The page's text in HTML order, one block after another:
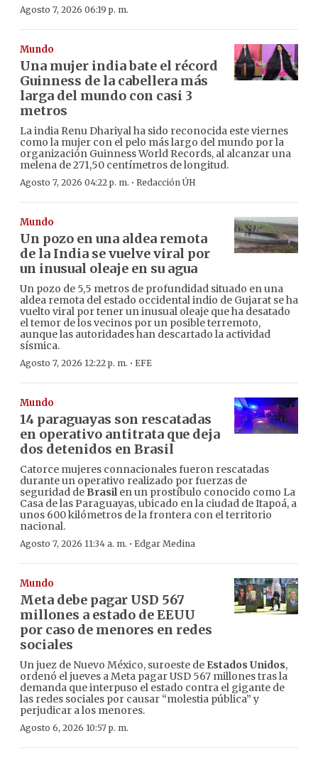
Agosto 7, 2026 06:19 p. m.
Mundo
Una mujer india bate el récord
Guinness de la cabellera más
larga del mundo con casi 3
metros
La india Renu Dhariyal ha sido reconocida este viernes
como la mujer con el pelo más largo del mundo por la
organización Guinness World Records, al alcanzar una
melena de 271,50 centímetros de longitud.
Agosto 7, 2026 04:22 p. m. · Redacción ÚH
Mundo
Un pozo en una aldea remota
de la India se vuelve viral por
un inusual oleaje en su agua
Un pozo de 5,5 metros de profundidad situado en una
aldea remota del estado occidental indio de Gujarat se ha
vuelto viral por tener un inusual oleaje que ha desatado
el temor de los vecinos por un posible terremoto,
aunque las autoridades han descartado la actividad
sísmica.
Agosto 7, 2026 12:22 p. m. · EFE
Mundo
14 paraguayas son rescatadas
en operativo antitrata que deja
dos detenidos en Brasil
Catorce mujeres connacionales fueron rescatadas
durante un operativo realizado por fuerzas de
seguridad de Brasilen un prostíbulo conocido como La
Casa de las Paraguayas, ubicado en la ciudad de Itapoá, a
unos 600 kilómetros de la frontera con el territorio
nacional.
Agosto 7, 2026 11:34 a. m. · Edgar Medina
Mundo
Meta debe pagar USD 567
millones a estado de EEUU
por caso de menores en redes
sociales
Un juez de Nuevo México, suroeste de Estados Unidos,
ordenó el jueves a Meta pagar USD 567 millones tras la
demanda que interpuso el estado contra el gigante de
las redes sociales por causar “molestia pública” y
perjudicar a los menores.
Agosto 6, 2026 10:57 p. m.